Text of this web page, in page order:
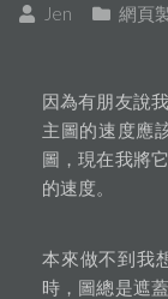
Jen 網頁
因為有朋友說
主圖的速度應
圖，現在我將
的速度。
本來做不到我
時，圖總是遮